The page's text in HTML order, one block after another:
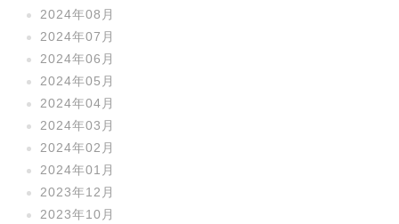
2024年08月
2024年07月
2024年06月
2024年05月
2024年04月
2024年03月
2024年02月
2024年01月
2023年12月
2023年10月